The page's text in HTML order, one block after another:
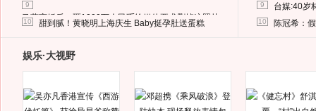
9
马蓉离婚后，砸1000万人民币给媒体要求删掉这照片
10 甜到腻！黄晓明上海庆生 Baby挺孕肚送蛋糕
9 台媒:40岁
10 陈冠希：
娱乐·大视野